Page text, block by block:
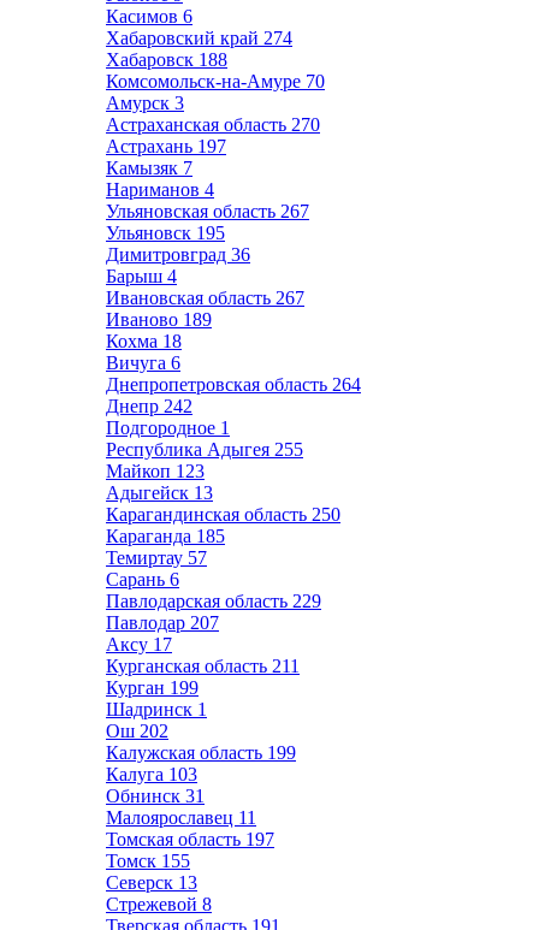
Касимов 6
Хабаровский край 274
Хабаровск 188
Комсомольск-на-Амуре 70
Амурск 3
Астраханская область 270
Астрахань 197
Камызяк 7
Нариманов 4
Ульяновская область 267
Ульяновск 195
Димитровград 36
Барыш 4
Ивановская область 267
Иваново 189
Кохма 18
Вичуга 6
Днепропетровская область 264
Днепр 242
Подгородное 1
Республика Адыгея 255
Майкоп 123
Адыгейск 13
Карагандинская область 250
Караганда 185
Темиртау 57
Сарань 6
Павлодарская область 229
Павлодар 207
Аксу 17
Курганская область 211
Курган 199
Шадринск 1
Ош 202
Калужская область 199
Калуга 103
Обнинск 31
Малоярославец 11
Томская область 197
Томск 155
Северск 13
Стрежевой 8
Тверская область 191